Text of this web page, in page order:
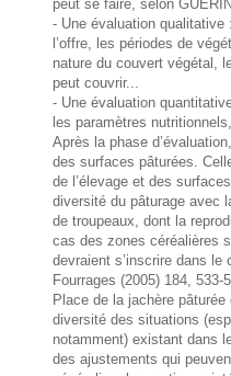
peut se faire, selon
- Une évaluation
l’offre, les périodes de
nature du couvert végétal,
peut couvrir...
- Une évaluation
les paramètres
Après la phase
des surfaces pâturées.
de l’élevage et des
diversité du pâturage avec
de troupeaux, dont la
cas des zones céréalières
devraient s’inscrire dans le
Fourrages (2005) 184, 533-
Place de la jachère
diversité des situations
notamment) existant dans
des ajustements qui